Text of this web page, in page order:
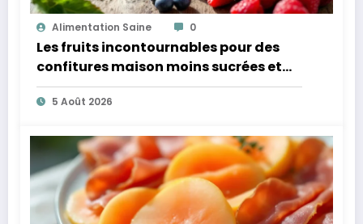
Alimentation Saine 0
Les fruits incontournables pour des
confitures maison moins sucrées et
plus légères
5 Août 2026